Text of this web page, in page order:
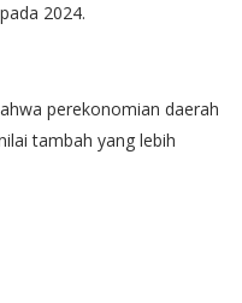
2024.
perekonomian daerah
tambah yang lebih